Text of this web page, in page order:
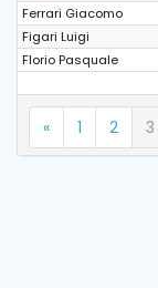
Ferrari Giacomo
Figari Luigi
Florio Pasquale
« 1 2 3